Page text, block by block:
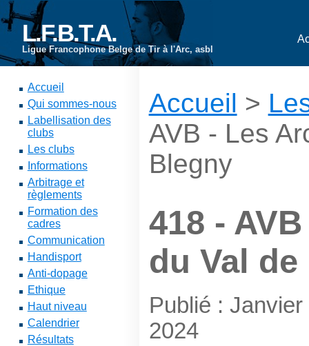
L.F.B.T.A.
Ligue Francophone Belge de Tir à l'Arc, asbl
Accueil
Qui sommes-nous
Labellisation des
clubs
Les clubs
Informations
Arbitrage et
règlements
Formation des
cadres
Communication
Handisport
Anti-dopage
Ethique
Haut niveau
Calendrier
Résultats
Accueil >
AVB - Les
Blegny
418 -
du Val
Publié :
2024